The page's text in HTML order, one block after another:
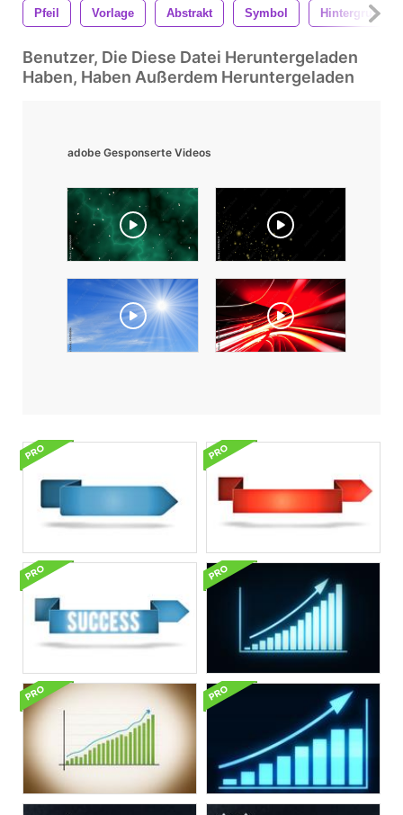
Pfeil Vorlage Abstrakt Symbol Hintergrund
Benutzer, Die Diese Datei Heruntergeladen
Haben, Haben Außerdem Heruntergeladen
adobe Gesponserte Videos